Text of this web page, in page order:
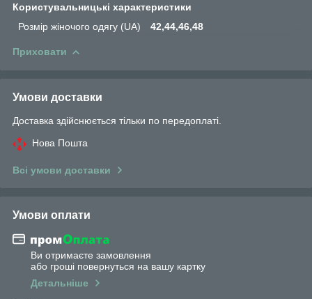
Користувальницькі характеристики
Розмір жіночого одягу (UA)
42,44,46,48
Приховати
Умови доставки
Доставка здійснюється тільки по передоплаті.
Нова Пошта
Всі умови доставки
Умови оплати
Ви отримаєте замовлення
або гроші повернуться на вашу картку
Детальніше